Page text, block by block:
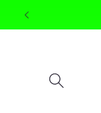
to the
content